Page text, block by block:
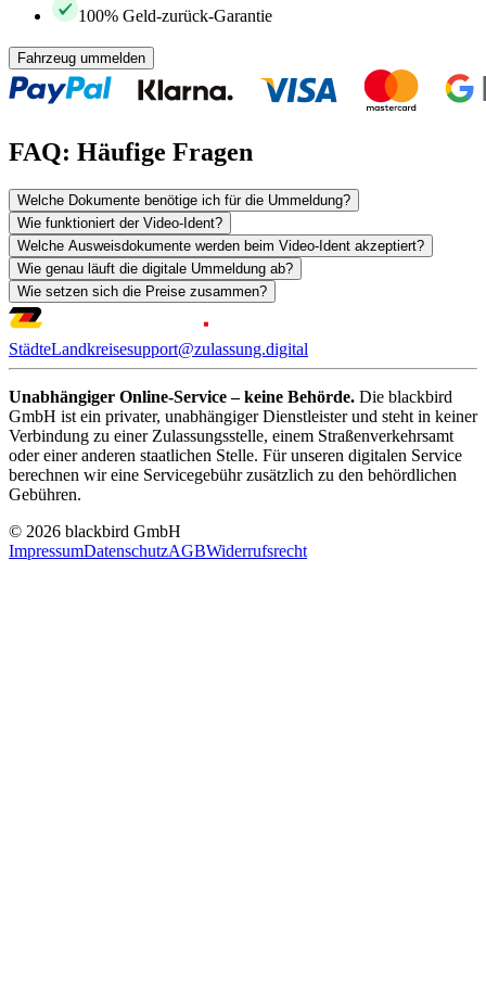
100% Geld-zurück-Garantie
Fahrzeug ummelden
FAQ: Häufige Fragen
Welche Dokumente benötige ich für die Ummeldung?
Wie funktioniert der Video-Ident?
Welche Ausweisdokumente werden beim Video-Ident akzeptiert?
Wie genau läuft die digitale Ummeldung ab?
Wie setzen sich die Preise zusammen?
StädteLandkreisesupport@zulassung.digital
Unabhängiger Online-Service – keine Behörde. Die blackbird
GmbH ist ein privater, unabhängiger Dienstleister und steht in keiner
Verbindung zu einer Zulassungsstelle, einem Straßenverkehrsamt
oder einer anderen staatlichen Stelle. Für unseren digitalen Service
berechnen wir eine Servicegebühr zusätzlich zu den behördlichen
Gebühren.
© 2026 blackbird GmbH
ImpressumDatenschutzAGBWiderrufsrecht